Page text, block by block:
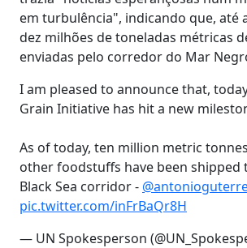
em turbulência", indicando que, até
dez milhões de toneladas métricas
enviadas pelo corredor do Mar
I am pleased to announce that,
Grain Initiative has hit a new
As of today, ten million metric
other foodstuffs have been
Black Sea corridor -
pic.twitter.com/inFrBaQr8H
— UN Spokesperson